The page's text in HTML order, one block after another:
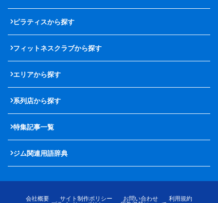
ピラティスから探す
フィットネスクラブから探す
エリアから探す
系列店から探す
特集記事一覧
ジム関連用語辞典
会社概要 サイト制作ポリシー お問い合わせ
利用規約